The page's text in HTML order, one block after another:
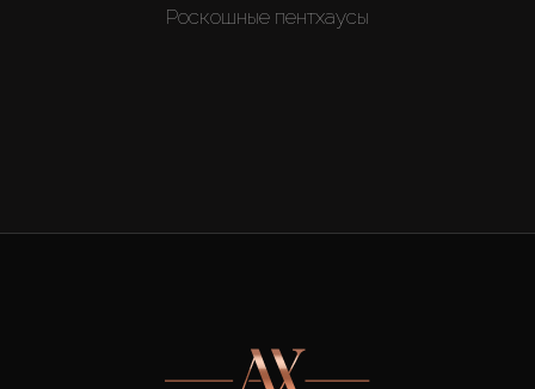
Роскошные пентхаусы